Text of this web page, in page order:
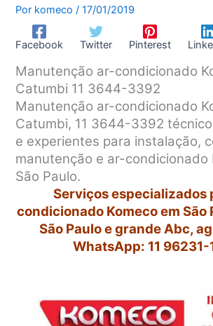
Por komeco/17/01/2019
Facebook Twitter Pinterest
Manutenção ar-condicionado
Catumbi 11 3644-3392
Manutenção ar-condicionado
Catumbi, 11 3644-3392
e experientes para instalação,
manutenção e ar-condicionado
São Paulo.
Serviços especializados
condicionado Komeco em São
São Paulo e grande Abc,
WhatsApp: 11 96231-